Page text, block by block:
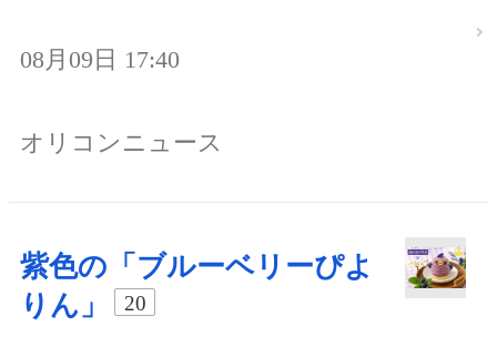
08月09日 17:40
オリコンニュース
紫色の「ブルーベリーぴよ
りん」
20